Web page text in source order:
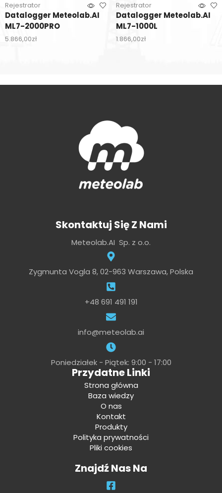
Rejestrator
Datalogger Meteolab.AI
ML7-2000PRO
5.866,00zł
Rejestrator
Datalogger Meteolab.AI
ML7-1000L
1.866,00zł
Skontaktuj Się Z Nami
Meteolab.AI Sp. z o.o.
Zygmunta Vogla 8, 02-963 Warszawa, Polska
+48 691 491 191
info@meteolab.ai
Poniedziałek - Piątek: 9:00 - 17:00
Przydatne Linki
Strona główna
Baza wiedzy
O nas
Kontakt
Produkty
Polityka prywatności
Pliki cookies
Znajdź Nas Na